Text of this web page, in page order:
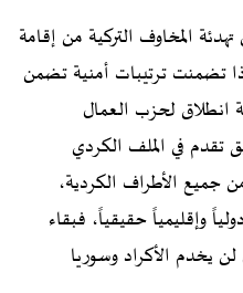
المخاوف التركية من إقامة
تضمنت ترتيبات أمنية تضمن
لحزب العمال
تقدم في الملف الكردي
جميع الأطراف الكردية،
وإقليمياً حقيقياً، فبقاء
يخدم الأكراد وسوريا